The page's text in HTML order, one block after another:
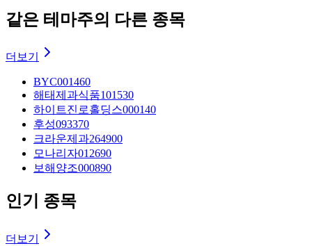
같은 테마주의 다른 종목
더보기
BYC001460
해태제과식품101530
하이트진로홀딩스000140
후성093370
크라운제과264900
모나리자012690
보해양조000890
인기 종목
더보기